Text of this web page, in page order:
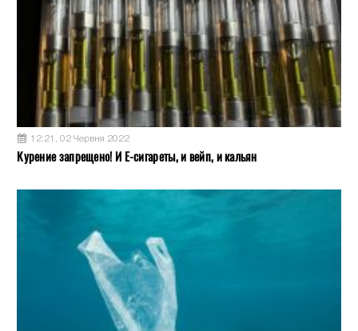
12:21, 02 Червня 2022
Курение запрещено! И Е-сигареты, и вейп, и кальян